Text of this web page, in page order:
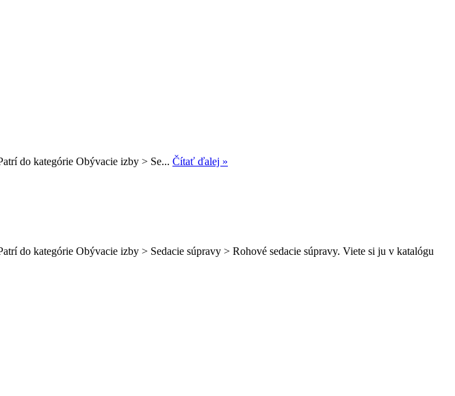
do kategórie Obývacie izby > Se... Čítať ďalej »
do kategórie Obývacie izby > Sedacie súpravy > Rohové sedacie súpravy. Viete si ju v katalógu